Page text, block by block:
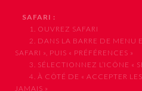
SAFARI :
1. OUVREZ SAFARI
2. DANS LA BARRE DE MENU
SAFARI », PUIS « PRÉFÉRENCES »
3. SÉLECTIONNEZ L’ICÔNE «
4. À CÔTÉ DE « ACCEPTER
JAMAIS »